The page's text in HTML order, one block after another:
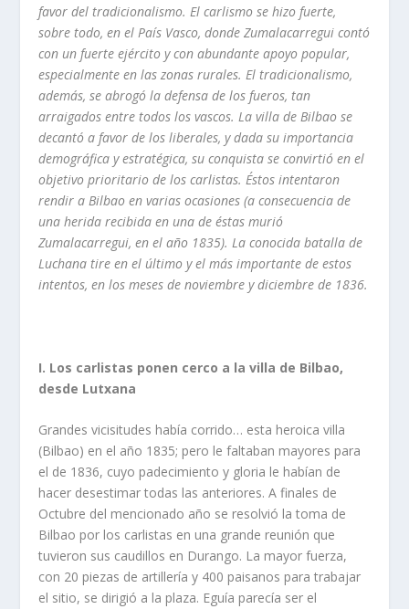
favor del tradicionalismo. El carlismo se hizo fuerte,
sobre todo, en el Paí­s Vasco, donde Zumalacarregui contó
con un fuerte ejército y con abundante apoyo popular,
especialmente en las zonas rurales. El tradicionalismo,
además, se abrogó la defensa de los fueros, tan
arraigados entre todos los vascos. La villa de Bilbao se
decantó a favor de los liberales, y dada su importancia
demográfica y estratégica, su conquista se convirtió en el
objetivo prioritario de los carlistas. Éstos intentaron
rendir a Bilbao en varias ocasiones (a consecuencia de
una herida recibida en una de éstas murió
Zumalacarregui, en el año 1835). La conocida batalla de
Luchana tire en el último y el más importante de estos
intentos, en los meses de noviembre y diciembre de 1836.
I. Los carlistas ponen cerco a la villa de Bilbao,
desde Lutxana
Grandes vicisitudes habí­a corrido… esta heroica villa
(Bilbao) en el año 1835; pero le faltaban mayores para
el de 1836, cuyo padecimiento y gloria le habí­an de
hacer desestimar todas las anterio­res. A finales de
Octubre del mencionado año se resolvió la toma de
Bilbao por los carlistas en una grande reunión que
tuvieron sus caudillos en Durango. La mayor fuerza,
con 20 piezas de artillerí­a y 400 paisanos para trabajar
el sitio, se dirigió a la plaza. Eguí­a parecí­a ser el